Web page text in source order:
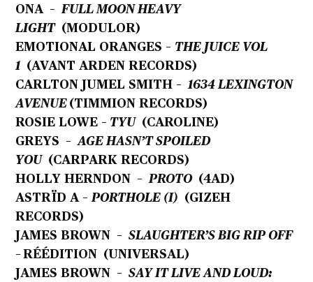
ONA –FULL MOON HEAVY
LIGHT(MODULOR)
EMOTIONAL ORANGES – THE JUICE VOL
1 (AVANT ARDEN RECORDS)
CARLTON JUMEL SMITH –1634 LEXINGTON
AVENUE (TIMMION RECORDS)
ROSIE LOWE – TYU (CAROLINE)
GREYS –AGE HASN’T SPOILED
YOU (CARPARK RECORDS)
HOLLY HERNDON –PROTO(4AD)
ASTRÏD A –PORTHOLE (I) (GIZEH
RECORDS)
JAMES BROWN –SLAUGHTER’S BIG RIP OFF
–RÉÉDITION (UNIVERSAL)
JAMES BROWN –SAY IT LIVE AND LOUD: